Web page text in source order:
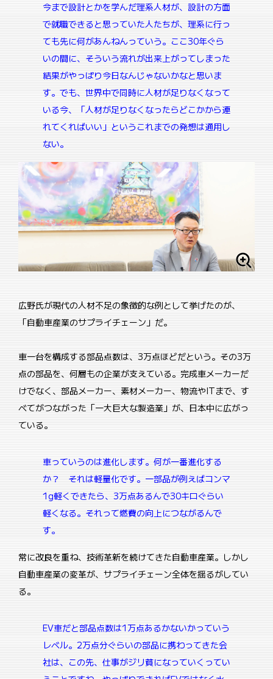
今まで設計とかを学んだ理系人材が、設計の方面
で就職できると思っていた人たちが、理系に行っ
ても先に何があんねんっていう。ここ30年ぐら
いの間に、そういう流れが出来上がってしまった
結果がやっぱり今日なんじゃないかなと思いま
す。でも、世界中で同時に人材が足りなくなって
いる今、「人材が足りなくなったらどこかから連
れてくればいい」というこれまでの発想は通用し
ない。
広野氏が現代の人材不足の象徴的な例として挙げたのが、
「自動車産業のサプライチェーン」だ。
車一台を構成する部品点数は、3万点ほどだという。その3万
点の部品を、何層もの企業が支えている。完成車メーカーだ
けでなく、部品メーカー、素材メーカー、物流やITまで、す
べてがつながった「一大巨大な製造業」が、日本中に広がっ
ている。
車っていうのは進化します。何が一番進化する
か？ それは軽量化です。一部品が例えばコンマ
1g軽くできたら、3万点あるんで30キロぐらい
軽くなる。それって燃費の向上につながるんで
す。
常に改良を重ね、技術革新を続けてきた自動車産業。しかし
自動車産業の変革が、サプライチェーン全体を揺るがしてい
る。
EV車だと部品点数は1万点あるかないかっていう
レベル。2万点分ぐらいの部品に携わってきた会
社は、この先、仕事がジリ貧になっていくってい